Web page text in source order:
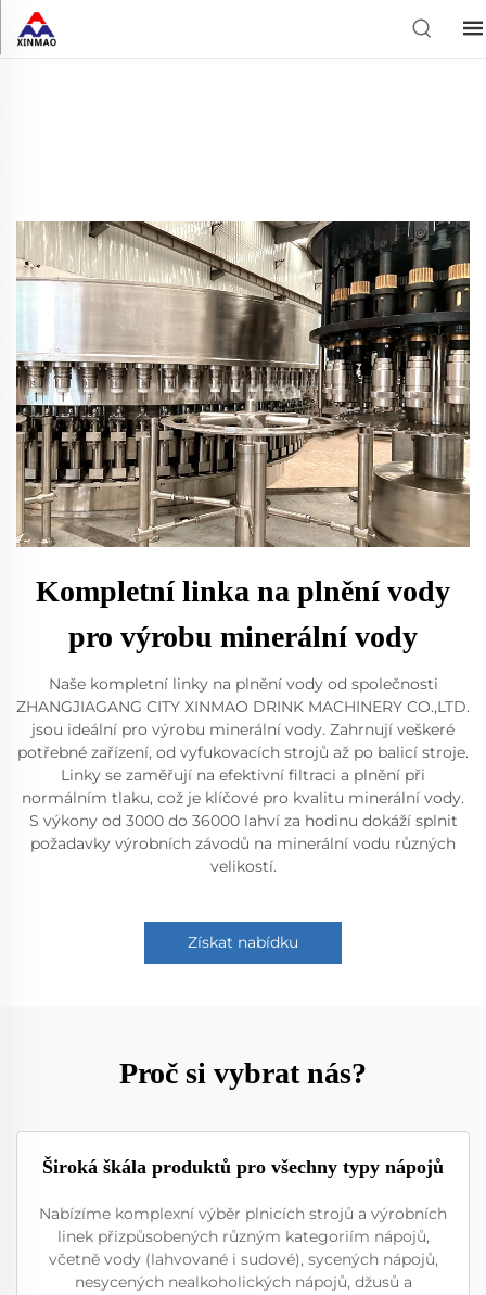
Kompletní linka na plnění vody
pro výrobu minerální vody
Naše kompletní linky na plnění vody od společnosti
ZHANGJIAGANG CITY XINMAO DRINK MACHINERY CO.,LTD.
jsou ideální pro výrobu minerální vody. Zahrnují veškeré
potřebné zařízení, od vyfukovacích strojů až po balicí stroje.
Linky se zaměřují na efektivní filtraci a plnění při
normálním tlaku, což je klíčové pro kvalitu minerální vody.
S výkony od 3000 do 36000 lahví za hodinu dokáží splnit
požadavky výrobních závodů na minerální vodu různých
velikostí.
Získat nabídku
Proč si vybrat nás?
Široká škála produktů pro všechny typy nápojů
Nabízíme komplexní výběr plnicích strojů a výrobních
linek přizpůsobených různým kategoriím nápojů,
včetně vody (lahvované i sudové), sycených nápojů,
nesycených nealkoholických nápojů, džusů a